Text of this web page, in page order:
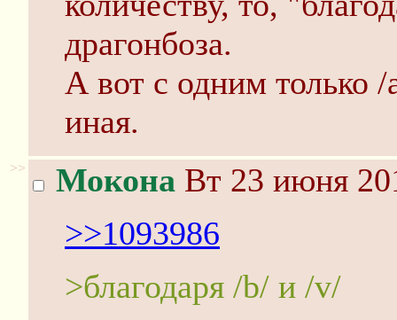
драгонбоза.
А вот с одним только /
иная.
>> Мокона Вт 23 июня
>>1093986
>благодаря /b/ и /v/